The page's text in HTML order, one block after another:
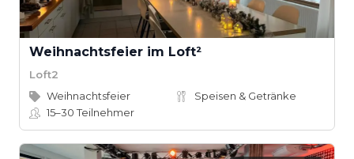
Weihnachtsfeier im Loft²
Loft2
Weihnachtsfeier
Speisen & Getränke
15–30Teilnehmer